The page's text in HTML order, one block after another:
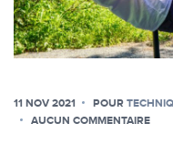
11 NOV 2021 POUR
AUCUN COMMENTAIRE